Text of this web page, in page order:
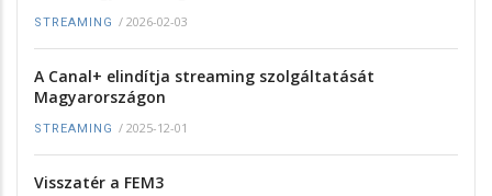
STREAMING / 2026-02-03
A Canal+ elindítja streaming szolgáltatását
Magyarországon
STREAMING / 2025-12-01
Visszatér a FEM3